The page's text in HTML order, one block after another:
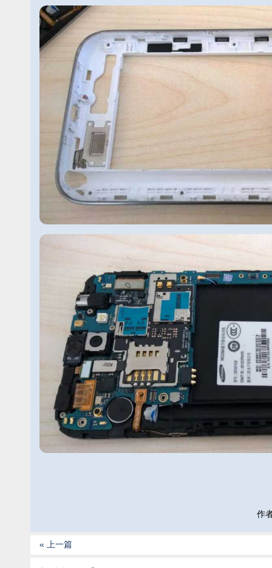
作
« 上一篇